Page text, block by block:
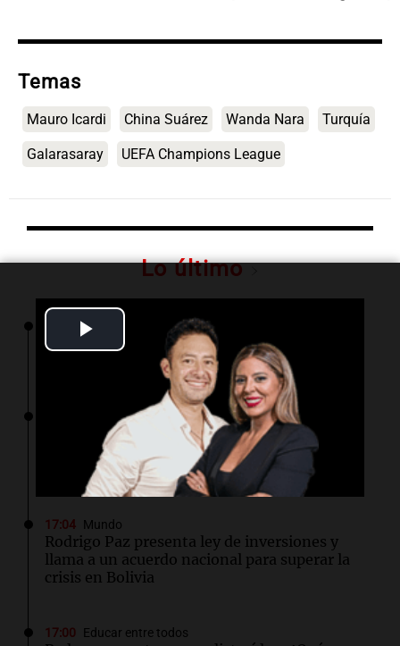
Video
Temas
Mauro Icardi China Suárez Wanda Nara Turquía
Galarasaray UEFA Champions League
Lo último
Mundo
Imágenes del impacto lunar de un cohete
SpaceX captadas por satélite surcoreano
Mundo
Un video los delató: multaron a dos turistas
por tener relaciones en un auto en plena
autopista
17:04 Mundo
Rodrigo Paz presenta ley de inversiones y
llama a un acuerdo nacional para superar la
crisis en Bolivia
17:00 Educar entre todos